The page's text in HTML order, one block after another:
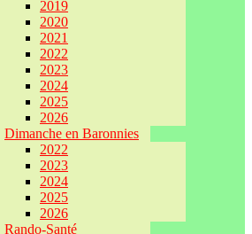
2019
2020
2021
2022
2023
2024
2025
2026
Dimanche en Baronnies
2022
2023
2024
2025
2026
Rando-Santé